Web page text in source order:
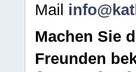
Mail
Machen Sie
Freunden